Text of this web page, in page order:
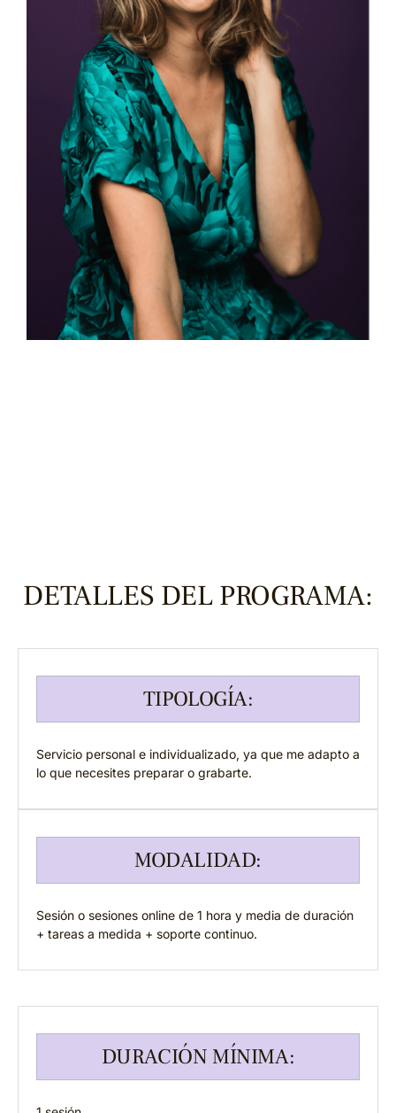
DETALLES DEL PROGRAMA:
TIPOLOGÍA:
Servicio personal e individualizado, ya que me adapto a
lo que necesites preparar o grabarte.
MODALIDAD:
Sesión o sesiones online de 1 hora y media de duración
+ tareas a medida + soporte continuo.
DURACIÓN MÍNIMA: